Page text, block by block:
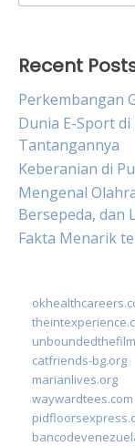
for:
Recent
Perkembangan
Dunia E-Sport
Tantangannya
Keberanian di
Mengenal
Bersepeda, dan
Fakta Menarik
catfriends-bg.org
marianlives.org
waywardtees.com